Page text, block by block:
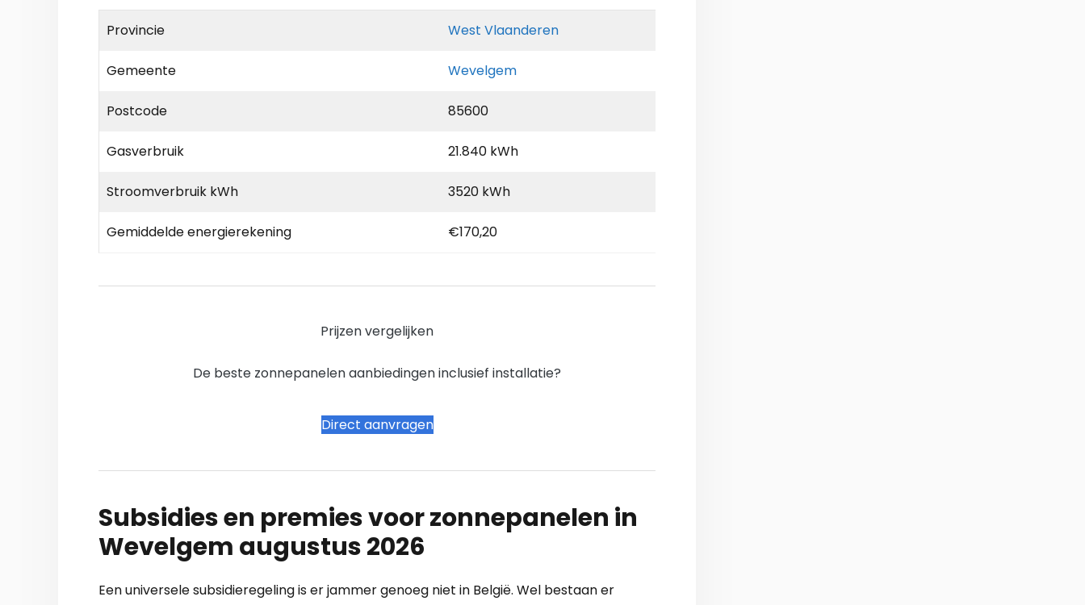
Provincie West Vlaanderen
Gemeente Wevelgem
Postcode 85600
Gasverbruik 21.840 kWh
Stroomverbruik kWh 3520 kWh
Gemiddelde energierekening €170,20
Prijzen vergelijken
De beste zonnepanelen aanbiedingen inclusief installatie?
Direct aanvragen
Subsidies en premies voor zonnepanelen in
Wevelgem augustus 2026
Een universele subsidieregeling is er jammer genoeg niet in België. Wel bestaan er